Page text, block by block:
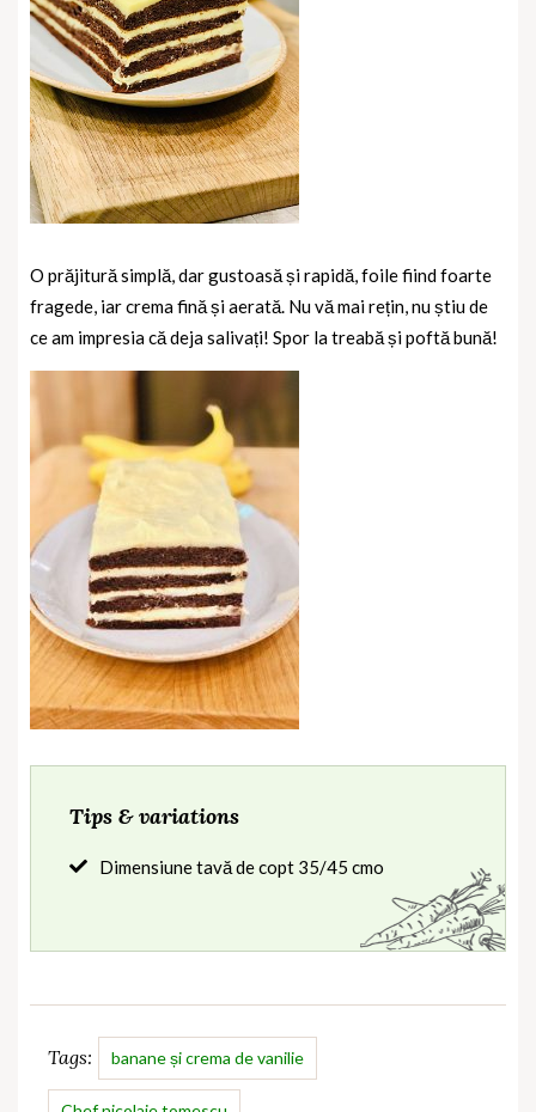
O prăjitură simplă, dar gustoasă și rapidă, foile fiind foarte
fragede, iar crema fină și aerată. Nu vă mai rețin, nu știu de
ce am impresia că deja salivați! Spor la treabă și poftă bună!
Tips & variations
Dimensiune tavă de copt 35/45 cmo
Tags: banane și crema de vanilie